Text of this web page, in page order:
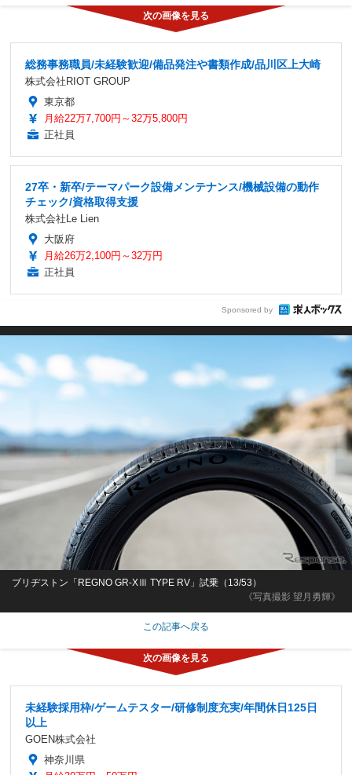
総務事務職員/未経験歓迎/備品発注や書類作成/品川区上大崎
株式会社RIOT GROUP
東京都
月給22万7,700円～32万5,800円
正社員
27卒・新卒/テーマパーク設備メンテナンス/機械設備の動作
チェック/資格取得支援
株式会社Le Lien
大阪府
月給26万2,100円～32万円
正社員
Sponsored by
《写真撮影 望月勇輝》
ブリヂストン「REGNO GR-XⅢ TYPE RV」試乗（13/53）
この記事へ戻る
未経験採用枠/ゲームテスター/研修制度充実/年間休日125日
以上
GOEN株式会社
神奈川県